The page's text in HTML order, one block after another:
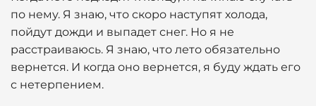
по нему. Я знаю, что скоро наступят холода,
пойдут дожди и выпадет снег. Но я не
расстраиваюсь. Я знаю, что лето обязательно
вернется. И когда оно вернется, я буду ждать его
с нетерпением.